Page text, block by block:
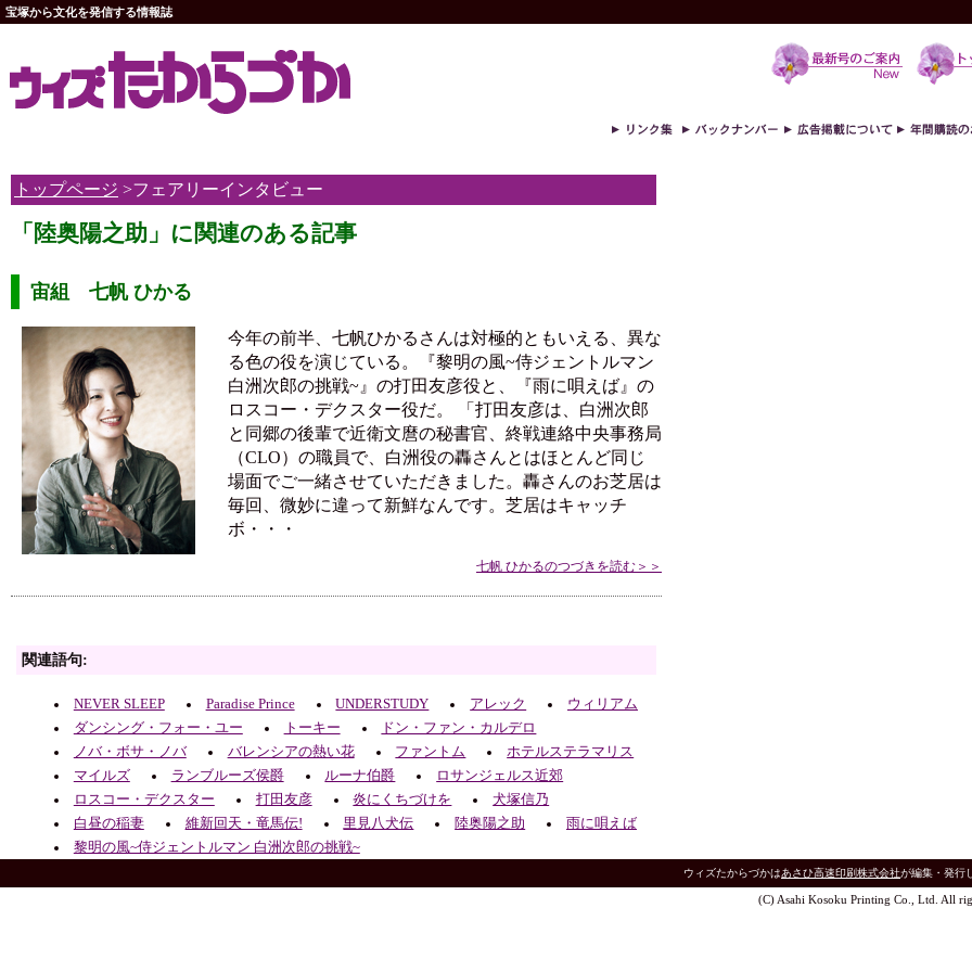
宝塚から文化を発信する情報誌
トップページ >フェアリーインタビュー
「陸奥陽之助」に関連のある記事
宙組 七帆 ひかる
今年の前半、七帆ひかるさんは対極的ともいえる、異な
る色の役を演じている。『黎明の風~侍ジェントルマン
白洲次郎の挑戦~』の打田友彦役と、『雨に唄えば』の
ロスコー・デクスター役だ。 「打田友彦は、白洲次郎
と同郷の後輩で近衛文麿の秘書官、終戦連絡中央事務局
（CLO）の職員で、白洲役の轟さんとはほとんど同じ
場面でご一緒させていただきました。轟さんのお芝居は
毎回、微妙に違って新鮮なんです。芝居はキャッチ
ボ・・・
七帆 ひかるのつづきを読む＞＞
関連語句:
NEVER SLEEP Paradise Prince UNDERSTUDY アレック
ウィリアム
ダンシング・フォー・ユー
トーキー
ドン・ファン・カルデロ
ノバ・ボサ・ノバ
バレンシアの熱い花 ファントム
ホテルステラマリス
マイルズ
ランブルーズ侯爵 ルーナ伯爵
ロサンジェルス近郊
ロスコー・デクスター
打田友彦 炎にくちづけを
犬塚信乃
白昼の稲妻
維新回天・竜馬伝! 里見八犬伝 陸奥陽之助
雨に唄えば
黎明の風~侍ジェントルマン 白洲次郎の挑戦~
ウィズたからづかはあさひ高速印刷株式会社が編集・発行
(C) Asahi Kosoku Printing Co., Ltd. All